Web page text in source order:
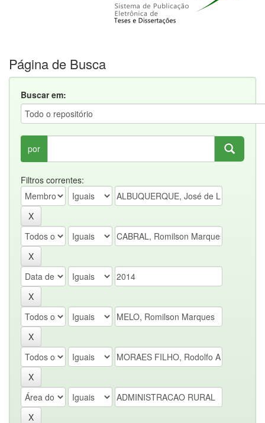
Página de Busca
Buscar em:
por
Filtros correntes: